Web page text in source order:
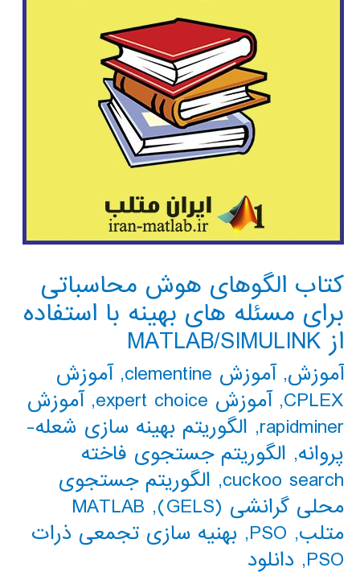
کتاب الگوهای هوش محاسباتی
برای مسئله های بهینه با استفاده
از MATLAB/SIMULINK
آموزش,آموزش clementine ,آموزش
CPLEX
,آموزش expert choice ,آموزش
rapidminer
, الگوریتم بهینه سازی شعله-
پروانه, الگوریتم جستجوی فاخته
cuckoo search
, الگوریتم جستجوی
محلی گرانشی (GELS)
,
MATLAB
متلب,
PSO
, بهنیه سازی تجمعی ذرات
PSO
, دانلود